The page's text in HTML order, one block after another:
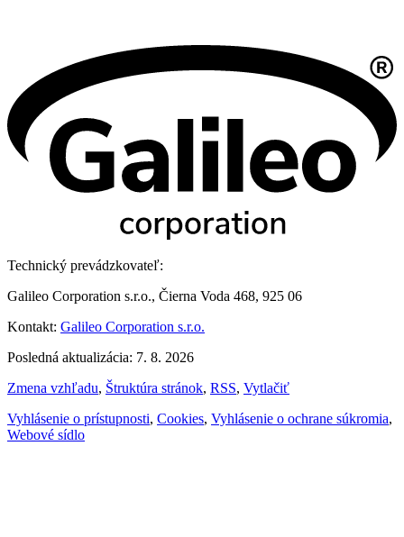
Technický prevádzkovateľ:
Galileo Corporation s.r.o., Čierna Voda 468, 925 06
Kontakt: Galileo Corporation s.r.o.
Posledná aktualizácia: 7. 8. 2026
Zmena vzhľadu, Štruktúra stránok, RSS, Vytlačiť
Vyhlásenie o prístupnosti, Cookies, Vyhlásenie o ochrane súkromia,
Webové sídlo